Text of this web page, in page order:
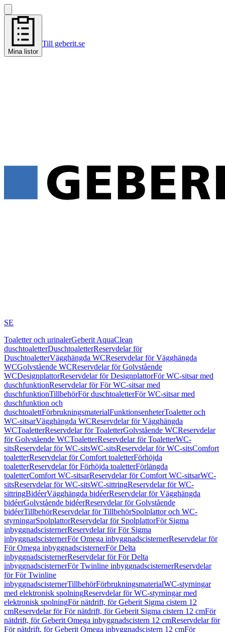
Mina listor
Till geberit.se
SE
Toaletter och urinalerGeberit AquaClean
duschtoaletterDuschtoaletterReservdelar för
DuschtoaletterVägghängda WCReservdelar för Vägghängda
WCGolvstående WCReservdelar för Golvstående
WCDesignplattorReservdelar för DesignplattorFör WC-sitsar med
duschfunktionReservdelar för För WC-sitsar med
duschfunktionTillbehörFör duschtoaletterFör WC-sitsar med
duschfunktion och
duschtoalettFörbrukningsmaterialFunktionsenheterToaletter och
WC-sitsarVägghängda WCReservdelar för Vägghängda
WCToaletterReservdelar för ToaletterGolvstående WCReservdelar
för Golvstående WCToaletterReservdelar för ToaletterWC-
sitsReservdelar för WC-sitsWC-sitsReservdelar för WC-sitsComfort
toaletterReservdelar för Comfort toaletterFörhöjda
toaletterReservdelar för Förhöjda toaletterFörlängda
toaletterComfort WC-sitsarReservdelar för Comfort WC-sitsarWC-
sitsReservdelar för WC-sitsWC-sittringReservdelar för WC-
sittringBidéerVägghängda bidéerReservdelar för Vägghängda
bidéerGolvstående bidéerReservdelar för Golvstående
bidéerTillbehörReservdelar för TillbehörSpolplattor och WC-
styrningarSpolplattorReservdelar för SpolplattorFör Sigma
inbyggnadscisternerReservdelar för För Sigma
inbyggnadscisternerFör Omega inbyggnadscisternerReservdelar för
För Omega inbyggnadscisternerFör Delta
inbyggnadscisternerReservdelar för För Delta
inbyggnadscisternerFör Twinline inbyggnadscisternerReservdelar
för För Twinline
inbyggnadscisternerTillbehörFörbrukningsmaterialWC-styrningar
med elektronisk spolningReservdelar för WC-styrningar med
elektronisk spolningFör nätdrift, för Geberit Sigma cistern 12
cmReservdelar för För nätdrift, för Geberit Sigma cistern 12 cmFör
nätdrift, för Geberit Omega inbyggnadscistern 12 cmReservdelar för
För nätdrift, för Geberit Omega inbyggnadscistern 12 cmFör